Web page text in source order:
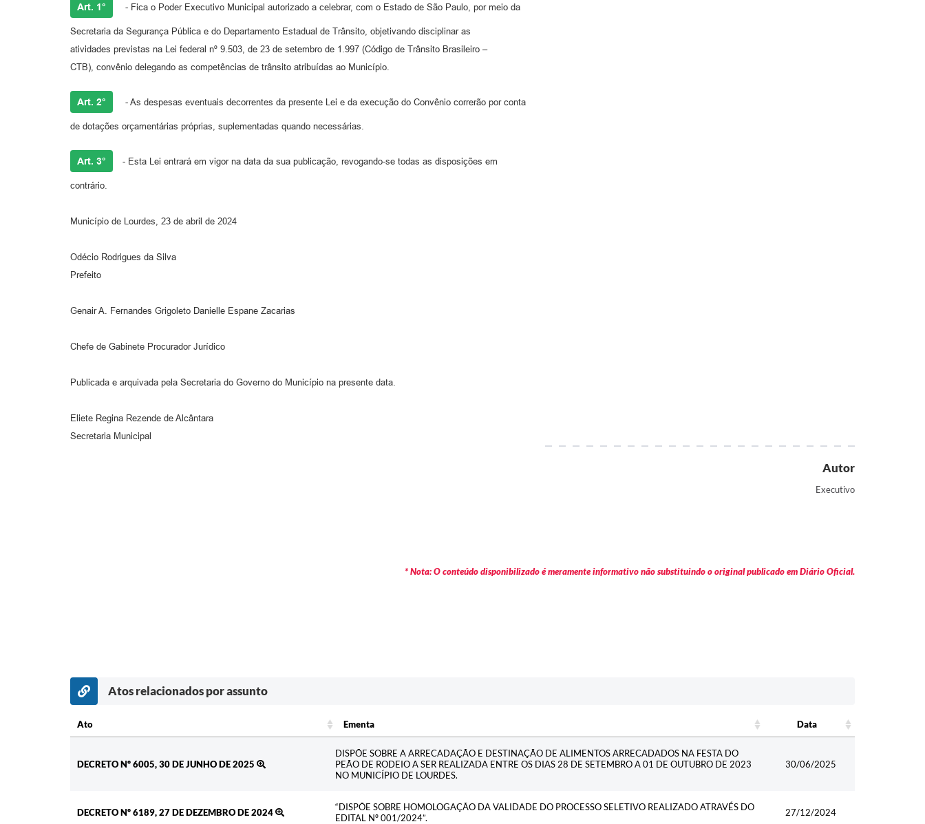
Art. 1° - Fica o Poder Executivo Municipal autorizado a celebrar, com o Estado de São Paulo, por meio da
Secretaria da Segurança Pública e do Departamento Estadual de Trânsito, objetivando disciplinar as
atividades previstas na Lei federal nº 9.503, de 23 de setembro de 1.997 (Código de Trânsito Brasileiro –
CTB), convênio delegando as competências de trânsito atribuídas ao Município.
Art. 2° - As despesas eventuais decorrentes da presente Lei e da execução do Convênio correrão por conta
de dotações orçamentárias próprias, suplementadas quando necessárias.
Art. 3° - Esta Lei entrará em vigor na data da sua publicação, revogando-se todas as disposições em
contrário.
Município de Lourdes, 23 de abril de 2024
Odécio Rodrigues da Silva
Prefeito
Genair A. Fernandes Grigoleto Danielle Espane Zacarias
Chefe de Gabinete Procurador Jurídico
Publicada e arquivada pela Secretaria do Governo do Município na presente data.
Eliete Regina Rezende de Alcântara
Secretaria Municipal
Autor
Executivo
* Nota: O conteúdo disponibilizado é meramente informativo não substituindo o original publicado em Diário Oficial.
Atos relacionados por assunto
Ato Ementa
Data
DECRETO Nº 6005, 30 DE JUNHO DE 2025
DISPÕE SOBRE A ARRECADAÇÃO E DESTINAÇÃO DE ALIMENTOS ARRECADADOS NA FESTA DO
PEÃO DE RODEIO A SER REALIZADA ENTRE OS DIAS 28 DE SETEMBRO A 01 DE OUTUBRO DE 2023
NO MUNICÍPIO DE LOURDES.
30/06/2025
DECRETO Nº 6189, 27 DE DEZEMBRO DE 2024
“DISPÕE SOBRE HOMOLOGAÇÃO DA VALIDADE DO PROCESSO SELETIVO REALIZADO ATRAVÉS DO
EDITAL Nº 001/2024”.
27/12/2024